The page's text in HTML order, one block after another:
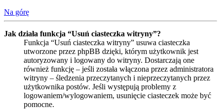
Na górę
Jak działa funkcja “Usuń ciasteczka witryny”?
Funkcja “Usuń ciasteczka witryny” usuwa ciasteczka
utworzone przez phpBB dzięki, którym użytkownik jest
autoryzowany i logowany do witryny. Dostarczają one
również funkcję – jeśli została włączona przez administratora
witryny – śledzenia przeczytanych i nieprzeczytanych przez
użytkownika postów. Jeśli występują problemy z
logowaniem/wylogowaniem, usunięcie ciasteczek może być
pomocne.